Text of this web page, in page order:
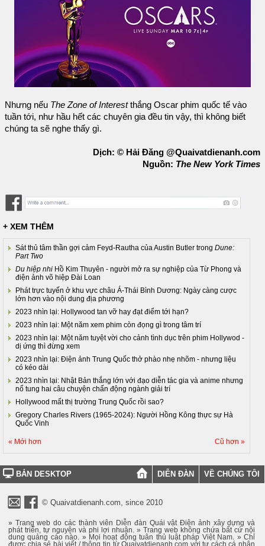
Nhưng nếu The Zone of Interestthắng Oscar phim quốc tế vào
tuần tới, như hầu hết các chuyên gia đều tin vậy, thì không biết
chúng ta sẽ nghe thấy gì.
Dịch: © Hải Đăng @Quaivatdienanh.com
Nguồn: The New York Times
+ XEM THÊM
Sát thủ tâm thần gợi cảm Feyd-Rautha của Austin Butler trong Dune:
Part Two
Du hiệp nhi Hồ Kim Thuyên - người mở ra sự nghiệp của Từ Phong và
điện ảnh võ hiệp Đài Loan
Phát trực tuyến ở khu vực châu Á-Thái Bình Dương: Ngày càng cược
lớn hơn vào nội dung địa phương
2023 nhìn lại: Hollywood tan vỡ hay đạt điểm tới hạn?
2023 nhìn lại: Một năm xem phim còn đọng gì trong tâm trí
2023 nhìn lại: Một năm tuyệt vời cho cảnh tình dục trên phim Hollywod -
dị ứng thì đừng xem
2023 nhìn lại: Điện ảnh Trung Quốc thở phào nhẹ nhõm - nhưng liệu
có kéo dài
2023 nhìn lại: Nhật Bản thắng lớn với đạo diễn tác gia và anime nhưng
nổ tung hai câu chuyện chấn động ngành giải trí
Hollywood mất thị trường Trung Quốc rồi sao?
Gregory Charles Rivers (1965-2024): Người Hồng Kông thực sự Hà
Quốc Vinh
« Mới hơn Cũ hơn »
BẢN DESKTOP DIỄN ĐÀN VỀ CHÚNG TÔI
© Quaivatdienanh.com, since 2010
» Trang web do các thành viên Diễn đàn Quái vật Điện ảnh xây dựng và
phát triển, tự nguyện và phi lợi nhuận. » Trang web không chứa bất cứ nội
dung quảng cáo nào. » Mọi hoạt động tuân thủ luật pháp Việt Nam. » Chỉ
được chia sẻ bài viết / thông tin từ Quaivatdienanh.com với tư cách cá nhân